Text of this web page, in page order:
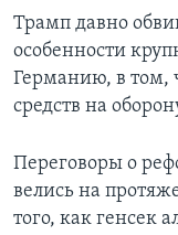
Трамп давно
особенности
Германию, в том,
средств на
Переговоры о
велись на
того, как генсек